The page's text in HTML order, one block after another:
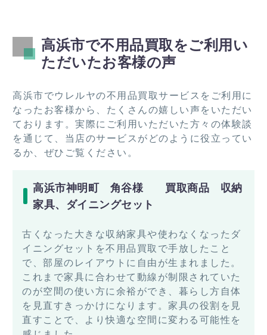
高浜市で不用品買取をご利用い
ただいたお客様の声
高浜市でウレルヤの不用品買取サービスをご利用に
なったお客様から、たくさんの嬉しい声をいただい
ております。実際にご利用いただいた方々の体験談
を通じて、当店のサービスがどのように役立ってい
るか、ぜひご覧ください。
高浜市神明町 角谷様 買取商品 収納
家具、ダイニングセット
古くなった大きな収納家具や使わなくなったダ
イニングセットを不用品買取で手放したこと
で、部屋のレイアウトに自由が生まれました。
これまで家具に合わせて動線が制限されていた
のが空間の使い方に余裕ができ、暮らし方自体
を見直すきっかけになります。家具の役割を見
直すことで、より快適な空間に変わる可能性を